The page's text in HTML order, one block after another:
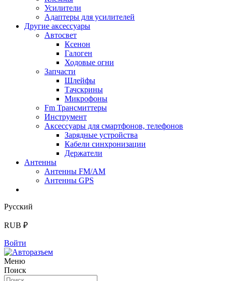
Усилители
Адаптеры для усилителей
Другие аксессуары
Автосвет
Ксенон
Галоген
Ходовые огни
Запчасти
Шлейфы
Тачскрины
Микрофоны
Fm Трансмиттеры
Инструмент
Аксессуары для смартфонов, телефонов
Зарядные устройства
Кабели синхронизации
Держатели
Антенны
Антенны FM/AM
Антенны GPS
Русский
RUB ₽
Войти
Меню
Поиск